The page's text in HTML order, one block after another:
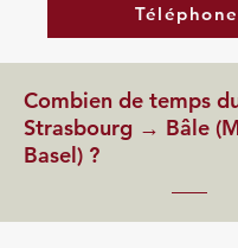
Téléphone
Combien de temps
Strasbourg → Bâle
Basel) ?